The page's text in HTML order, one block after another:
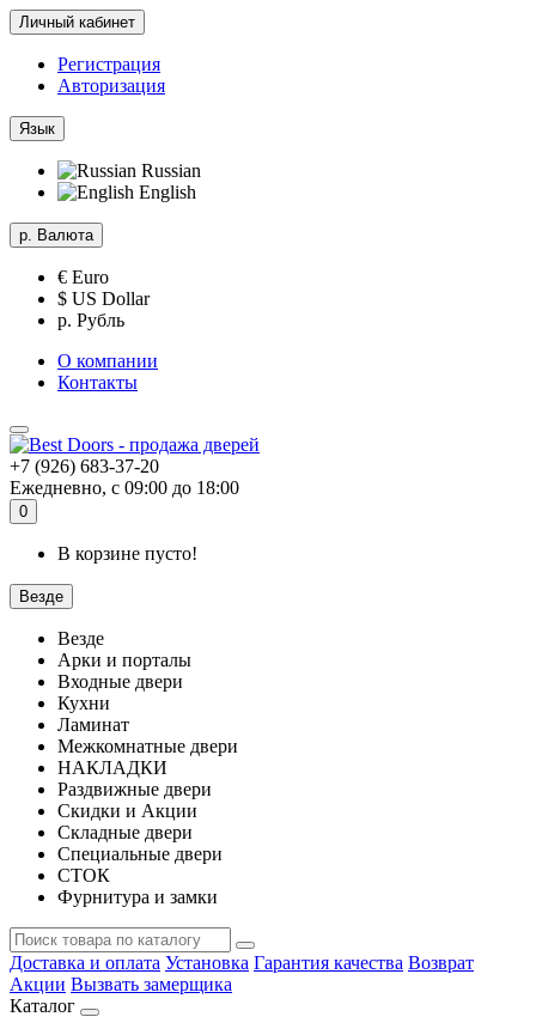
Личный кабинет
Регистрация
Авторизация
Язык
Russian
English
р. Валюта
€ Euro
$ US Dollar
р. Рубль
О компании
Контакты
+7 (926) 683-37-20
Ежедневно, с 09:00 до 18:00
0
В корзине пусто!
Везде
Везде
Арки и порталы
Входные двери
Кухни
Ламинат
Межкомнатные двери
НАКЛАДКИ
Раздвижные двери
Скидки и Акции
Складные двери
Специальные двери
СТОК
Фурнитура и замки
Доставка и оплата Установка Гарантия качества Возврат
Акции Вызвать замерщика
Каталог